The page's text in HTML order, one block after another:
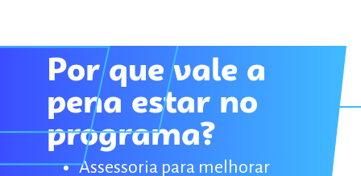
Por que vale a
pena estar no
programa?
Assessoria para melhorar
Como o programa
transforma o